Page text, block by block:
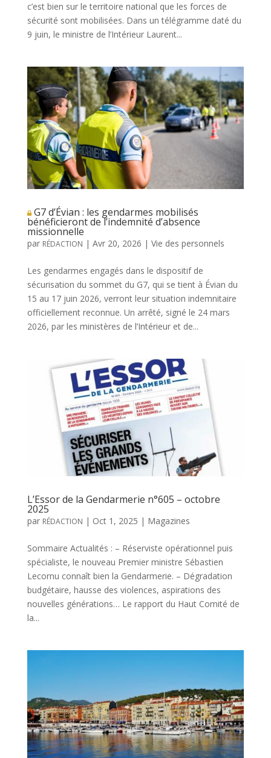
c’est bien sur le territoire national que les forces de
sécurité sont mobilisées. Dans un télégramme daté du
9 juin, le ministre de l’Intérieur Laurent...
G7 d’Évian : les gendarmes mobilisés
bénéficieront de l’indemnité d’absence
missionnelle
par RÉDACTION | Avr 20, 2026 | Vie des personnels
Les gendarmes engagés dans le dispositif de
sécurisation du sommet du G7, qui se tient à Évian du
15 au 17 juin 2026, verront leur situation indemnitaire
officiellement reconnue. Un arrêté, signé le 24 mars
2026, par les ministères de l’Intérieur et de...
L’Essor de la Gendarmerie n°605 – octobre
2025
par RÉDACTION | Oct 1, 2025 | Magazines
Sommaire Actualités : – Réserviste opérationnel puis
spécialiste, le nouveau Premier ministre Sébastien
Lecornu connaît bien la Gendarmerie. – Dégradation
budgétaire, hausse des violences, aspirations des
nouvelles générations… Le rapport du Haut Comité de
la...